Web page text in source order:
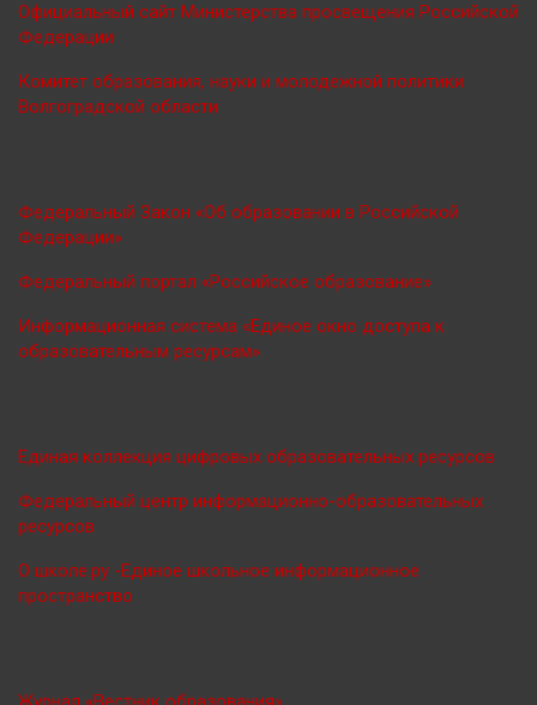
Официальный сайт Министерства просвещения Российской
Федерации
Комитет образования, науки и молодежной политики
Волгоградской области
Федеральный Закон «Об образовании в Российской
Федерации»
Федеральный портал «Российское образование»
Информационная система «Единое окно доступа к
образовательным ресурсам»
Единая коллекция цифровых образовательных ресурсов
Федеральный центр информационно-образовательных
ресурсов
О школе.ру -Единое школьное информационное
пространство